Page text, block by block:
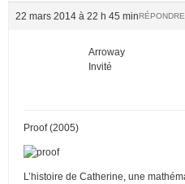
22 mars 2014 à 22 h 45 minRÉPONDRE
Arroway
Invité
Proof (2005)
L’histoire de Catherine, une